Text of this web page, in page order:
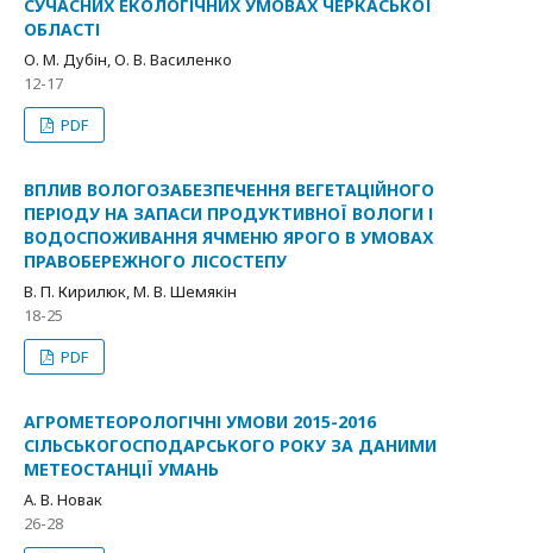
СУЧАСНИХ ЕКОЛОГІЧНИХ УМОВАХ ЧЕРКАСЬКОЇ
ОБЛАСТІ
О. М. Дубін, О. В. Василенко
12-17
PDF
ВПЛИВ ВОЛОГОЗАБЕЗПЕЧЕННЯ ВЕГЕТАЦІЙНОГО
ПЕРІОДУ НА ЗАПАСИ ПРОДУКТИВНОЇ ВОЛОГИ І
ВОДОСПОЖИВАННЯ ЯЧМЕНЮ ЯРОГО В УМОВАХ
ПРАВОБЕРЕЖНОГО ЛІСОСТЕПУ
В. П. Кирилюк, М. В. Шемякін
18-25
PDF
АГРОМЕТЕОРОЛОГІЧНІ УМОВИ 2015-2016
СІЛЬСЬКОГОСПОДАРСЬКОГО РОКУ ЗА ДАНИМИ
МЕТЕОСТАНЦІЇ УМАНЬ
А. В. Новак
26-28